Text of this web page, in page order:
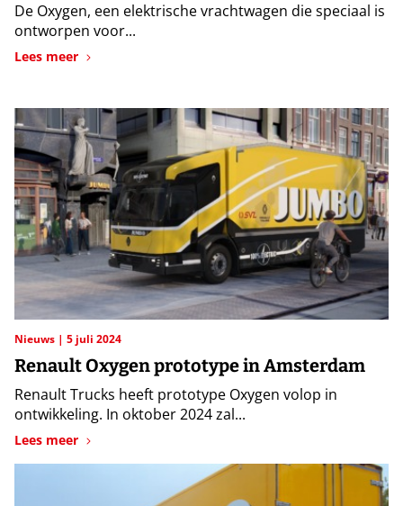
De Oxygen, een elektrische vrachtwagen die speciaal is
ontworpen voor...
Lees meer
Nieuws 5 juli 2024
Renault Oxygen prototype in Amsterdam
Renault Trucks heeft prototype Oxygen volop in
ontwikkeling. In oktober 2024 zal...
Lees meer